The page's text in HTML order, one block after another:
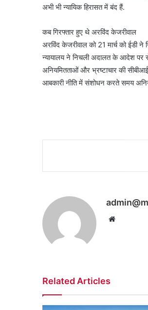
अभी भी न्यायिक हिरासत में बंद हैं.
कब गिरफ्तार हुए थे अरविंद केजरीवाल
अरविंद केजरीवाल को 21 मार्च को ईडी
न्यायालय ने निचली अदालत के आदेश पर
अनियमितताओं और भ्रष्टाचार की
आबकारी नीति में संशोधन करते समय
Website
Related Articles